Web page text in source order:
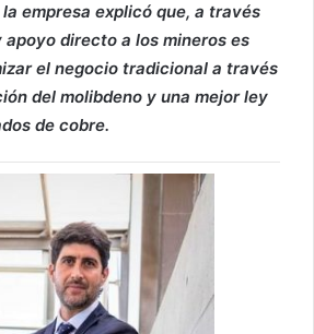
empresa explicó que, a través
apoyo directo a los mineros es
el negocio tradicional a través
del molibdeno y una mejor ley
de cobre.